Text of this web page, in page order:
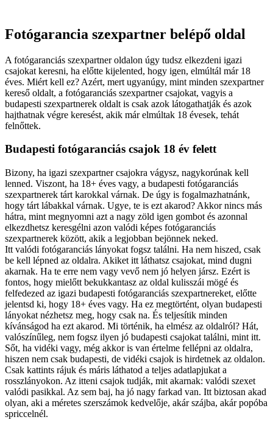
Fotógarancia szexpartner belépő oldal
A fotógaranciás szexpartner oldalon úgy tudsz elkezdeni igazi
csajokat keresni, ha előtte kijelented, hogy igen, elmúltál már 18
éves. Miért kell ez? Azért, mert ugyanúgy, mint minden szexpartner
kereső oldalt, a fotógaranciás szexpartner csajokat, vagyis a
budapesti szexpartnerek oldalt is csak azok látogathatják és azok
hajthatnak végre keresést, akik már elmúltak 18 évesek, tehát
felnőttek.
Budapesti fotógaranciás csajok 18 év felett
Bizony, ha igazi szexpartner csajokra vágysz, nagykorúnak kell
lenned. Viszont, ha 18+ éves vagy, a budapesti fotógaranciás
szexpartnerek tárt karokkal várnak. De úgy is fogalmazhatnánk,
hogy tárt lábakkal várnak. Ugye, te is ezt akarod? Akkor nincs más
hátra, mint megnyomni azt a nagy zöld igen gombot és azonnal
elkezdhetsz keresgélni azon valódi képes fotógaranciás
szexpartnerek között, akik a legjobban bejönnek neked.
Itt valódi fotógaranciás lányokat fogsz találni. Ha nem hiszed, csak
be kell lépned az oldalra. Akiket itt láthatsz csajokat, mind dugni
akarnak. Ha te erre nem vagy vevő nem jó helyen jársz. Ezért is
fontos, hogy mielőtt bekukkantasz az oldal kulisszái mögé és
felfedezed az igazi budapesti fotógaranciás szexpartnereket, előtte
jelentsd ki, hogy 18+ éves vagy. Ha ez megtörtént, olyan budapesti
lányokat nézhetsz meg, hogy csak na. És teljesítik minden
kívánságod ha ezt akarod. Mi történik, ha elmész az oldalról? Hát,
valószínűleg, nem fogsz ilyen jó budapesti csajokat találni, mint itt.
Sőt, ha vidéki vagy, még akkor is van értelme fellépni az oldalra,
hiszen nem csak budapesti, de vidéki csajok is hirdetnek az oldalon.
Csak kattints rájuk és máris láthatod a teljes adatlapjukat a
rosszlányokon. Az itteni csajok tudják, mit akarnak: valódi szexet
valódi pasikkal. Az sem baj, ha jó nagy farkad van. Itt biztosan akad
olyan, aki a méretes szerszámok kedvelője, akár szájba, akár popóba
spriccelnél.